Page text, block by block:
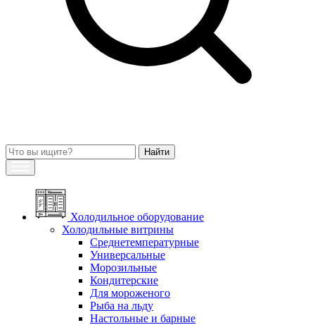
Холодильное оборудование
Холодильные витрины
Среднетемпературные
Универсальные
Морозильные
Кондитерские
Для мороженого
Рыба на льду
Настольные и барные